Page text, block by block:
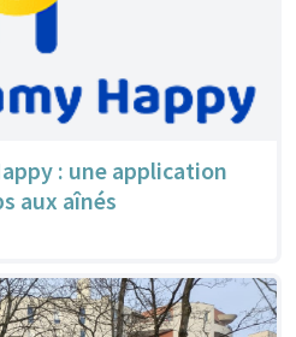
: une application
aux aînés